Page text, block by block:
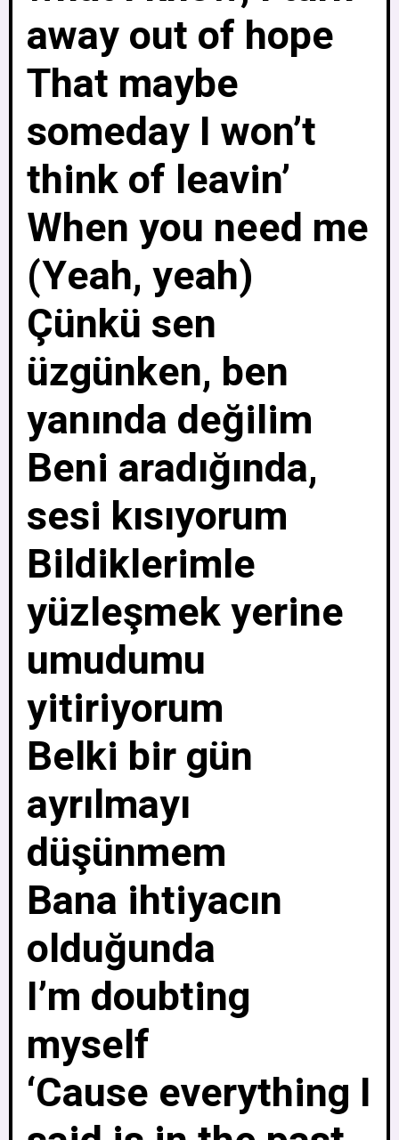
away out of hope
That maybe
someday I won’t
think of leavin’
When you need me
(Yeah, yeah)
Çünkü sen
üzgünken, ben
yanında değilim
Beni aradığında,
sesi kısıyorum
Bildiklerimle
yüzleşmek yerine
umudumu
yitiriyorum
Belki bir gün
ayrılmayı
düşünmem
Bana ihtiyacın
olduğunda
I’m doubting
myself
‘Cause everything I